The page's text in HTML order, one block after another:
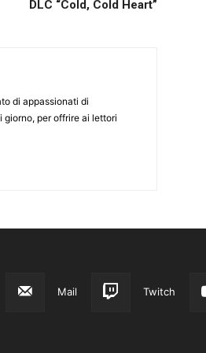
DLC “Cold, Cold Heart”
di appassionati di
per offrire ai lettori
Mail Twitch